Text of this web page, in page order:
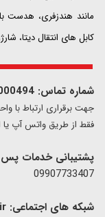
مانند هندزفری، هدست
کابل های انتقال دیتا،
شماره تماس: 90000494
​​جهت برقراری ارتباط با
فقط از طریق واتس آپ یا ایتا با شماره
پشتیبانی خدمات
09907733407
شبکه های اجتماعی: